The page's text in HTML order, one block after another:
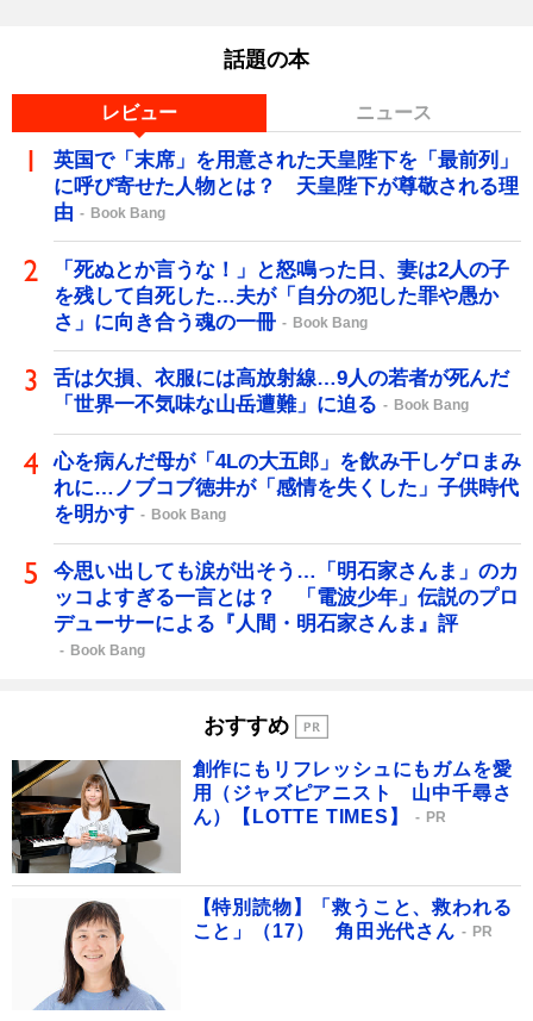
話題の本
レビュー ニュース
英国で「末席」を用意された天皇陛下を「最前列」
に呼び寄せた人物とは？ 天皇陛下が尊敬される理
由
Book Bang
「死ぬとか言うな！」と怒鳴った日、妻は2人の子
を残して自死した…夫が「自分の犯した罪や愚か
さ」に向き合う魂の一冊
Book Bang
舌は欠損、衣服には高放射線…9人の若者が死んだ
「世界一不気味な山岳遭難」に迫る
Book Bang
心を病んだ母が「4Lの大五郎」を飲み干しゲロまみ
れに…ノブコブ徳井が「感情を失くした」子供時代
を明かす
Book Bang
今思い出しても涙が出そう…「明石家さんま」のカ
ッコよすぎる一言とは？ 「電波少年」伝説のプロ
デューサーによる『人間・明石家さんま』評
Book Bang
おすすめ
創作にもリフレッシュにもガムを愛
用（ジャズピアニスト 山中千尋さ
ん）【LOTTE TIMES】
PR
【特別読物】「救うこと、救われる
こと」（17） 角田光代さん
PR